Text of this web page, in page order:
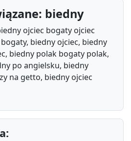
biedny
ojciec bogaty ojciec
biedny ojciec, biedny
biedny polak bogaty polak,
po angielsku, biedny
na getto, biedny ojciec